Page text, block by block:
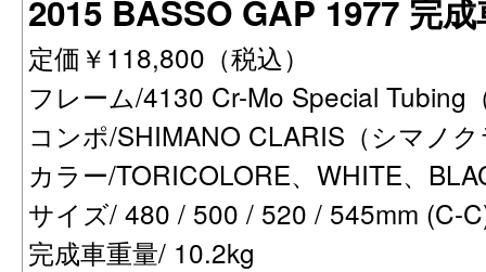
2015 BASSO GAP 1977 完成
定価￥118,800（税込）
フレーム/4130 Cr-Mo Special Tubing
コンポ/SHIMANO CLARIS（シマノ
カラー/TORICOLORE、WHITE、
サイズ/ 480 / 500 / 520 / 545mm (C-
完成車重量/ 10.2kg